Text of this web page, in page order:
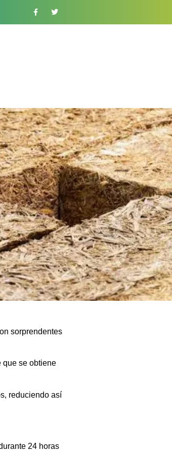
sorprendentes
que se obtiene
reduciendo así
24 horas